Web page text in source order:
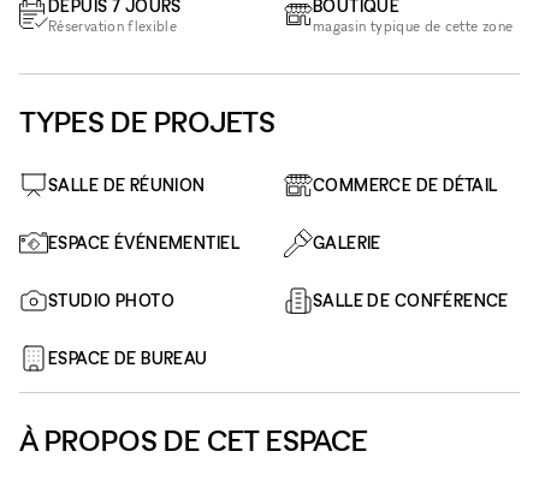
DEPUIS 7 JOURS
Réservation flexible
BOUTIQUE
magasin typique de cette zone
TYPES DE PROJETS
SALLE DE RÉUNION COMMERCE DE DÉTAIL
ESPACE ÉVÉNEMENTIEL GALERIE
STUDIO PHOTO SALLE DE CONFÉRENCE
ESPACE DE BUREAU
À PROPOS DE CET ESPACE